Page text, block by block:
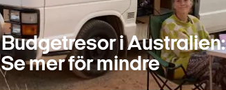
Budgetresor i Australien:
Se mer för mindre